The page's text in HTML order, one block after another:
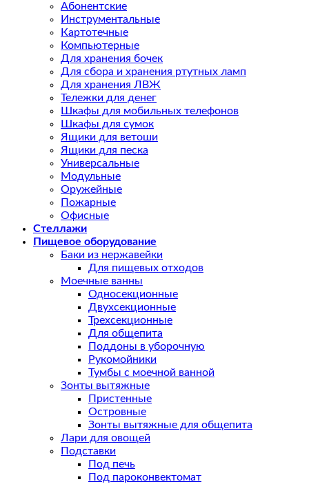
Абонентские
Инструментальные
Картотечные
Компьютерные
Для хранения бочек
Для сбора и хранения ртутных ламп
Для хранения ЛВЖ
Тележки для денег
Шкафы для мобильных телефонов
Шкафы для сумок
Ящики для ветоши
Ящики для песка
Универсальные
Модульные
Оружейные
Пожарные
Офисные
Стеллажи
Пищевое оборудование
Баки из нержавейки
Для пищевых отходов
Моечные ванны
Односекционные
Двухсекционные
Трехсекционные
Для общепита
Поддоны в уборочную
Рукомойники
Тумбы с моечной ванной
Зонты вытяжные
Пристенные
Островные
Зонты вытяжные для общепита
Лари для овощей
Подставки
Под печь
Под пароконвектомат